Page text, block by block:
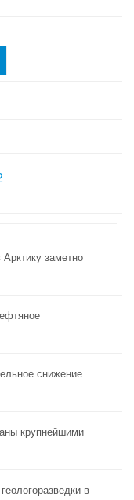
заметно
снижение
крупнейшими
в